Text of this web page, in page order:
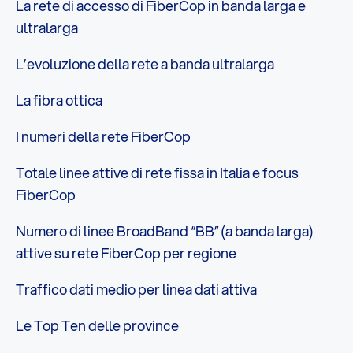
La rete di accesso di FiberCop in banda larga e
ultralarga
L’evoluzione della rete a banda ultralarga
La fibra ottica
I numeri della rete FiberCop
Totale linee attive di rete fissa in Italia e focus
FiberCop
Numero di linee BroadBand “BB” (a banda larga)
attive su rete FiberCop per regione
Traffico dati medio per linea dati attiva
Le Top Ten delle province